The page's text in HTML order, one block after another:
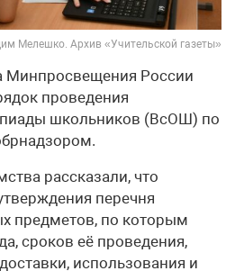
Мелешко. Архив «Учительской газеты»
Минпросвещения России
проведения
школьников (ВсОШ) по
рассказали, что
перечня
предметов, по которым
сроков её проведения,
использования и